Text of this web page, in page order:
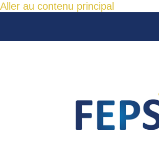
Aller au contenu principal